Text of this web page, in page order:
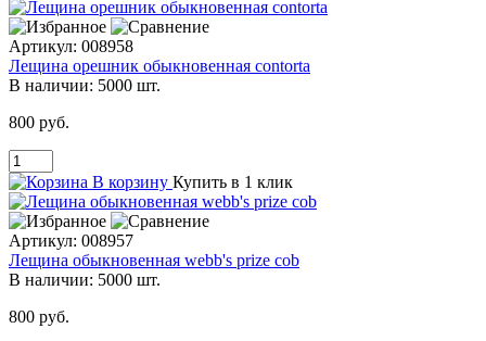
Артикул: 008958
Лещина орешник обыкновенная contorta
В наличии: 5000 шт.
800 руб.
В корзину Купить в 1 клик
Артикул: 008957
Лещина обыкновенная webb's prize cob
В наличии: 5000 шт.
800 руб.